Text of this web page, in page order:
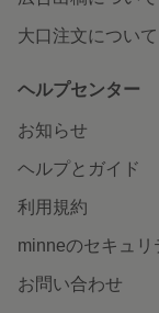
大口注文について
ヘルプセンター
お知らせ
ヘルプとガイド
利用規約
minneのセキュリ
お問い合わせ